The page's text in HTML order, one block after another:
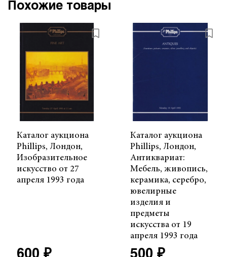
Похожие товары
Каталог аукциона
Phillips, Лондон,
Изобразительное
искусство от 27
апреля 1993 года
Каталог аукциона
Phillips, Лондон,
Антиквариат:
Мебель, живопись,
керамика, серебро,
ювелирные
изделия и
предметы
искусства от 19
апреля 1993 года